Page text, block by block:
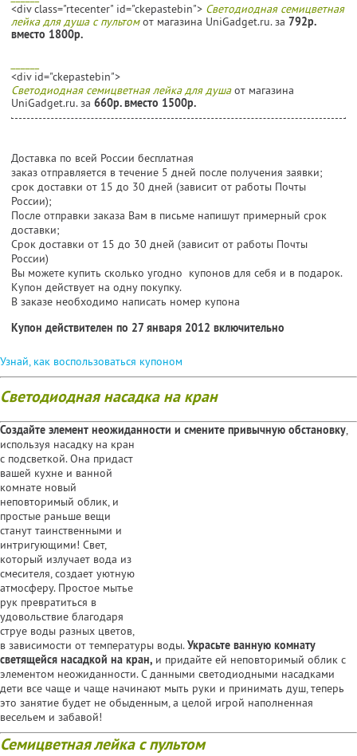
<div class="rtecenter" id="ckepastebin"> Светодиодная семицветная
лейка для душа с пультомот магазина UniGadget.ru. за 792р.
вместо 1800р.
<div id="ckepastebin">
Светодиодная семицветная лейка для душаот магазина
UniGadget.ru. за 660р. вместо 1500р.
Доставка по всей России бесплатная
заказ отправляется в течение 5 дней после получения заявки;
срок доставки от 15 до 30 дней (зависит от работы Почты
России);
После отправки заказа Вам в письме напишут примерный срок
доставки;
Cрок доставки от 15 до 30 дней (зависит от работы Почты
России)
Вы можете купить сколько угодно купонов для себя и в подарок.
Купон действует на одну покупку.
В заказе необходимо написать номер купона
Купон действителен по 27 января 2012 включительно
Узнай, как воспользоваться купоном
Светодиодная насадка на кран
Создайте элемент неожиданности и смените привычную обстановку,
используя насадку на кран
с подсветкой. Она придаст
вашей кухне и ванной
комнате новый
неповторимый облик, и
простые раньше вещи
станут таинственными и
интригующими! Свет,
который излучает вода из
смесителя, создает уютную
атмосферу. Простое мытье
рук превратиться в
удовольствие благодаря
струе воды разных цветов,
в зависимости от температуры воды.Украсьте ванную комнату
светящейся насадкой на кран, и придайте ей неповторимый облик с
элементом неожиданности. С данными светодиодными насадками
дети все чаще и чаще начинают мыть руки и принимать душ, теперь
это занятие будет не обыденным, а целой игрой наполненная
весельем и забавой!
Семицветная лейка с пультом